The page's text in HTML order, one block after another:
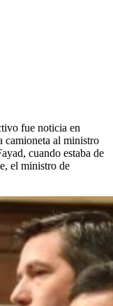
fue noticia en
camioneta al ministro
cuando estaba de
el ministro de